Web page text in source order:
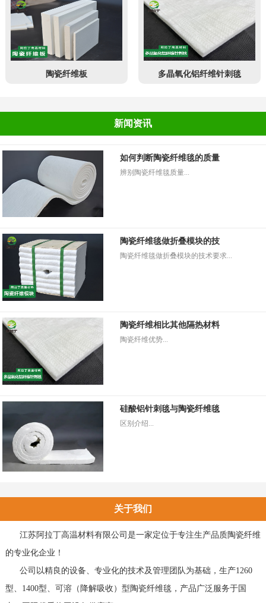
陶瓷纤维板 多晶氧化铝纤维针刺毯
新闻资讯
如何判断陶瓷纤维毯的质量
辨别陶瓷纤维毯质量...
陶瓷纤维毯做折叠模块的技
陶瓷纤维毯做折叠模块的技术要求...
陶瓷纤维相比其他隔热材料
陶瓷纤维优势...
硅酸铝针刺毯与陶瓷纤维毯
区别介绍...
关于我们
江苏阿拉丁高温材料有限公司是一家定位于专注生产品质陶瓷纤维
的专业化企业！
公司以精良的设备、专业化的技术及管理团队为基础，生产1260
型、1400型、可溶（降解吸收）型陶瓷纤维毯，产品广泛服务于国